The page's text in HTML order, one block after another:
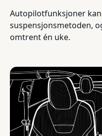
Autopilotfunksjoner
suspensjonsmetoden,
omtrent én uke.